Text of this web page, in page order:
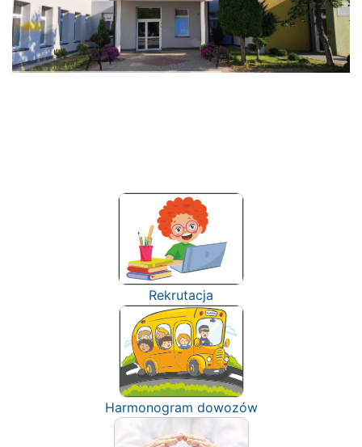
Rekrutacja
Harmonogram dowozów